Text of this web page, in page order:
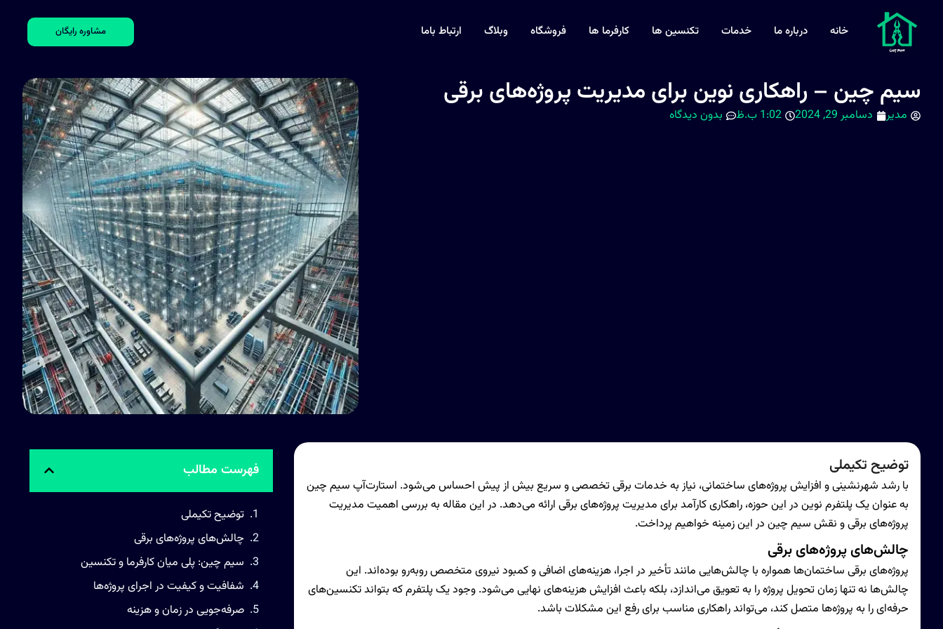
مشاوره رایگان خانه درباره ما خدمات تکنسین ها کارفرما ها فروشگاه وبلاگ ارتباط باما
سیم چین – راهکاری نوین برای مدیریت پروژه‌های برقی
مدیر دسامبر 29, 2024 1:02 ب.ظ بدون دیدگاه
توضیح تکیملی
با رشد شهرنشینی و افزایش پروژه‌های ساختمانی، نیاز به خدمات برقی تخصصی و سریع بیش از پیش احساس می‌شود. استارت‌آپ سیم چین
به عنوان یک پلتفرم نوین در این حوزه، راهکاری کارآمد برای مدیریت پروژه‌های برقی ارائه می‌دهد. در این مقاله به بررسی اهمیت مدیریت
پروژه‌های برقی و نقش سیم چین در این زمینه خواهیم پرداخت.
چالش‌های پروژه‌های برقی
پروژه‌های برقی ساختمان‌ها همواره با چالش‌هایی مانند تأخیر در اجرا، هزینه‌های اضافی و کمبود نیروی متخصص روبه‌رو بوده‌اند. این
چالش‌ها نه تنها زمان تحویل پروژه را به تعویق می‌اندازد، بلکه باعث افزایش هزینه‌های نهایی می‌شود. وجود یک پلتفرم که بتواند تکنسین‌های
حرفه‌ای را به پروژه‌ها متصل کند، می‌تواند راهکاری مناسب برای رفع این مشکلات باشد.
فهرست مطالب
توضیح تکیملی
چالش‌های پروژه‌های برقی
سیم چین: پلی میان کارفرما و تکنسین
شفافیت و کیفیت در اجرای پروژه‌ها
صرفه‌جویی در زمان و هزینه